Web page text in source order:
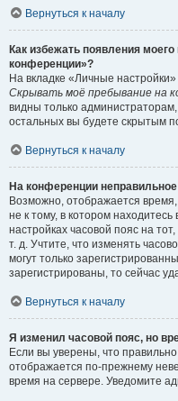
Вернуться к началу
Как избежать появления
конференции»?
На вкладке «Личные
Скрывать моё пребывание на
видны только
остальных вы будете скрытым
Вернуться к началу
На конференции
Возможно, отображается
не к тому, в котором
настройках часовой пояс на
т. д. Учтите, что изменять
могут только
зарегистрированы, то сейчас
Вернуться к началу
Я изменил часовой пояс, но
Если вы уверены, что
отображается по-прежнему
время на сервере. Уведомите